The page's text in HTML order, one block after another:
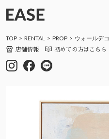
TOP RENTAL PROP ウォールデコ
店舗情報 初めての方はこちら